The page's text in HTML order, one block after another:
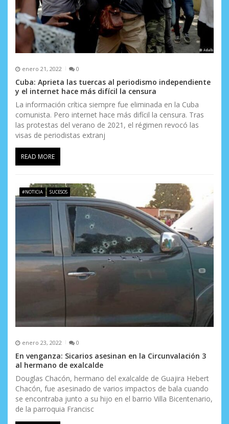
a
d
a
s enero 21, 2022 0
Cuba: Aprieta las tuercas al periodismo independiente
y el internet hace más difícil la censura
La información crítica siempre fue eliminada en la Cuba
comunista. Pero internet hace más difícil la censura. Tras
las protestas del verano de 2021, el régimen revocó las
visas de periodistas extranj
READ MORE
#NOTICIA SUCESOS
enero 23, 2022 0
En venganza: Sicarios asesinan en la Circunvalación 3
al hermano de exalcalde
Douglas Chacón, hermano del exalcalde de Guajira Hebert
Chacón, fue asesinado de varios impactos de bala cuando
se encontraba junto a su hijo en el barrio Villa Bicentenario,
de la parroquia Francisc